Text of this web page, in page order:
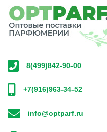
8(499)842-90-00
+7(916)963-34-52
info@optparf.ru